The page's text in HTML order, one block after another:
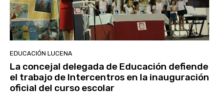
EDUCACIÓN LUCENA
La concejal delegada de Educación defiende
el trabajo de Intercentros en la inauguración
oficial del curso escolar